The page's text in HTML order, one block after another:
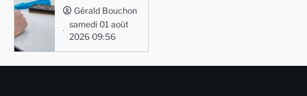
Gérald Bouchon
samedi 01 août
2026 09:56